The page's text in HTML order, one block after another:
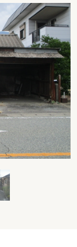
4K
5LDK
木造